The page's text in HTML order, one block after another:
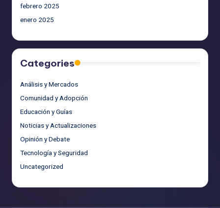
febrero 2025
enero 2025
Categories
Análisis y Mercados
Comunidad y Adopción
Educación y Guías
Noticias y Actualizaciones
Opinión y Debate
Tecnología y Seguridad
Uncategorized